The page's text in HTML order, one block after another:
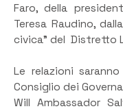
Faro, della
Teresa Raudino,
civica” del Distretto
Le relazioni
Consiglio dei
Will Ambassador